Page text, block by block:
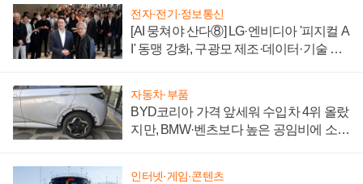
전자·전기·정보통신
[AI 뭉쳐야 산다⑧] LG·엔비디아 '피지컬 A
I' 동맹 강화, 구광모 제조·데이터·기술 결
자동차·부품
BYD코리아 가격 앞세워 수입차 4위 올랐
지만, BMW·벤츠보다 높은 공임비에 소비
인터넷·게임·콘텐츠